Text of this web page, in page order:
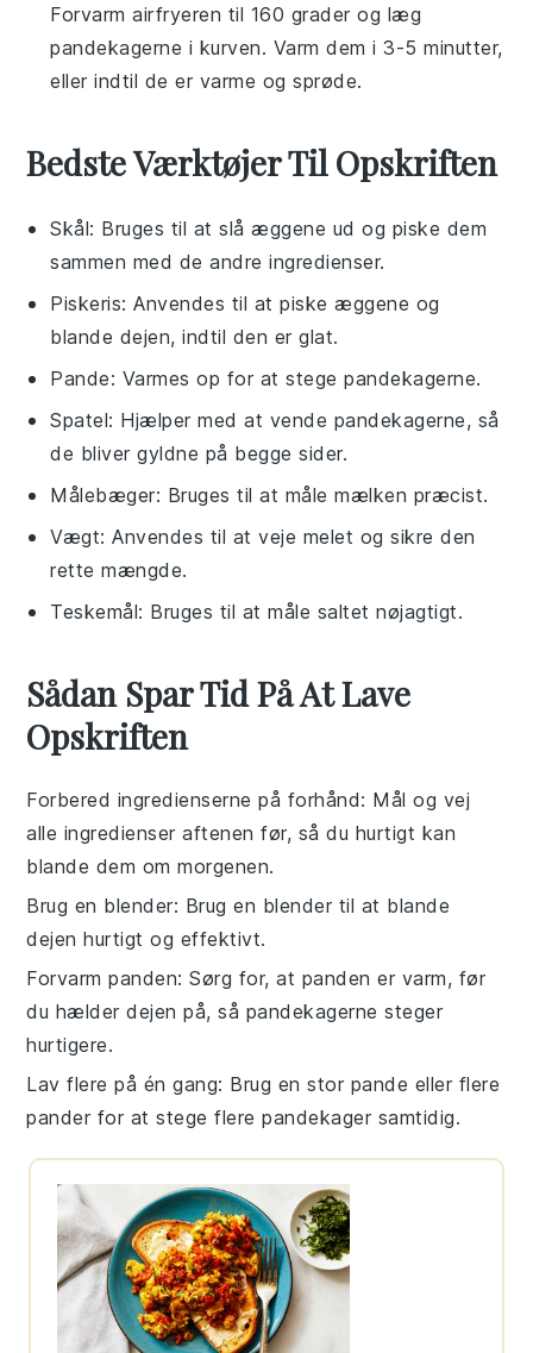
Forvarm airfryeren til 160 grader og læg
pandekagerne i kurven. Varm dem i 3-5 minutter,
eller indtil de er varme og sprøde.
Bedste Værktøjer Til Opskriften
Skål: Bruges til at slå æggene ud og piske dem
sammen med de andre ingredienser.
Piskeris: Anvendes til at piske æggene og
blande dejen, indtil den er glat.
Pande: Varmes op for at stege pandekagerne.
Spatel: Hjælper med at vende pandekagerne, så
de bliver gyldne på begge sider.
Målebæger: Bruges til at måle mælken præcist.
Vægt: Anvendes til at veje melet og sikre den
rette mængde.
Teskemål: Bruges til at måle saltet nøjagtigt.
Sådan Spar Tid På At Lave
Opskriften
Forbered ingredienserne på forhånd: Mål og vej
alle ingredienser aftenen før, så du hurtigt kan
blande dem om morgenen.
Brug en blender: Brug en blender til at blande
dejen hurtigt og effektivt.
Forvarm panden: Sørg for, at panden er varm, før
du hælderdejen på, så pandekagerne steger
hurtigere.
Lav flere på én gang: Brug en stor pande eller flere
pander for at stege flerepandekager samtidig.